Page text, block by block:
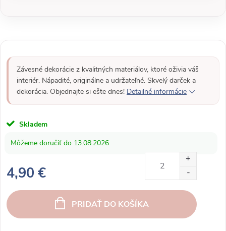
Závesné dekorácie z kvalitných materiálov, ktoré oživia váš
interiér. Nápadité, originálne a udržateľné. Skvelý darček a
dekorácia. Objednajte si ešte dnes! Detailné informácie
Skladem
13.08.2026
4,90 €
e
d
PRIDAŤ DO KOŠÍKA